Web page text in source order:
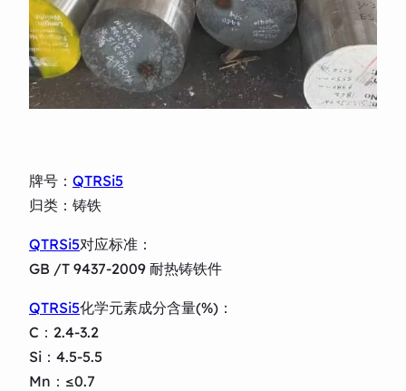
牌号： QTRSi5
归类：铸铁
QTRSi5对应标准：
GB /T 9437-2009 耐热铸铁件
QTRSi5化学元素成分含量(%)：
C：2.4-3.2
Si：4.5-5.5
Mn：≤0.7